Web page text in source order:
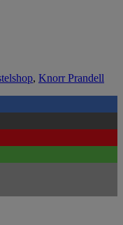
, Knorr Prandell